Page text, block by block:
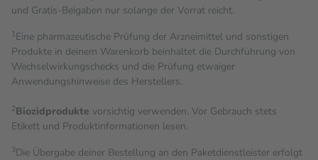
und Gratis-Beigaben nur solange der Vorrat reicht.
1Eine pharmazeutische Prüfung der Arzneimittel und sonstigen
Produkte in deinem Warenkorb beinhaltet die Durchführung von
Wechselwirkungschecks und die Prüfung etwaiger
Anwendungshinweise des Herstellers.
2Biozidprodukte vorsichtig verwenden. Vor Gebrauch stets
Etikett und Produktinformationen lesen.
3Die Übergabe deiner Bestellung an den Paketdienstleister erfolgt